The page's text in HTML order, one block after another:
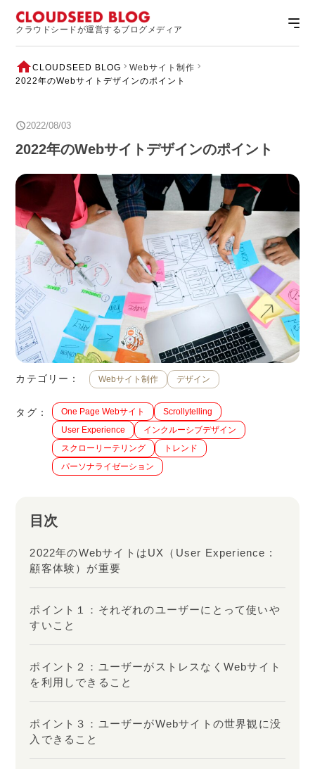
クラウドシードが運営するブログメディア
CLOUDSEED BLOG
Webサイト制作
2022年のWebサイトデザインのポイント
2022/08/03
2022年のWebサイトデザインのポイント
カテゴリー： Webサイト制作 デザイン
タグ： One Page Webサイト
Scrollytelling
User Experience
インクルーシブデザイン
スクローリーテリング
トレンド
パーソナライゼーション
目次
2022年のWebサイトはUX（User Experience :
顧客体験）が重要
ポイント１：それぞれのユーザーにとって使いや
すいこと
ポイント２：ユーザーがストレスなくWebサイト
を利用しできること
ポイント３：ユーザーがWebサイトの世界観に没
入できること